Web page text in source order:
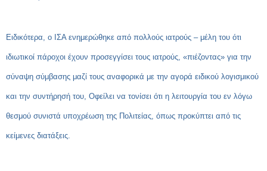
Ειδικότερα, ο ΙΣΑ ενημερώθηκε από πολλούς ιατρούς – μέλη του ότι
ιδιωτικοί πάροχοι έχουν προσεγγίσει τους ιατρούς, «πιέζοντας» για την
σύναψη σύμβασης μαζί τους αναφορικά με την αγορά ειδικού λογισμικού
και την συντήρησή του, Οφείλει να τονίσει ότι η λειτουργία του εν λόγω
θεσμού συνιστά υποχρέωση της Πολιτείας, όπως προκύπτει από τις
κείμενες διατάξεις.